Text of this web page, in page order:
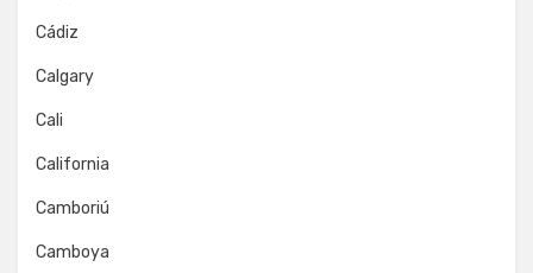
Cádiz
Calgary
Cali
California
Camboriú
Camboya